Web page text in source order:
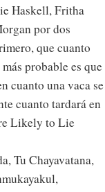
Haskell, Fritha
por dos
que cuanto
probable es que
cuanto una vaca se
cuanto tardará en
Likely to Lie
Tu Chayavatana,